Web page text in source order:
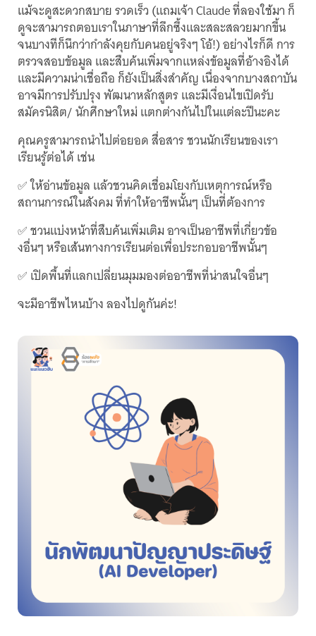
แม้จะดูสะดวกสบาย รวดเร็ว (แถมเจ้า Claude ที่ลองใช้มา ก็
ดูจะสามารถตอบเราในภาษาที่ลึกซึ้งและสละสลวยมากขึ้น
จนบางทีก็นึกว่ากำลังคุยกับคนอยู่จริงๆ โอ้!) อย่างไรก็ดี การ
ตรวจสอบข้อมูล และสืบค้นเพิ่มจากแหล่งข้อมูลที่อ้างอิงได้
และมีความน่าเชื่อถือ ก็ยังเป็นสิ่งสำคัญ เนื่องจากบางสถาบัน
อาจมีการปรับปรุง พัฒนาหลักสูตร และมีเงื่อนไขเปิดรับ
สมัครนิสิต/ นักศึกษาใหม่ แตกต่างกันไปในแต่ละปีนะคะ
คุณครูสามารถนำไปต่อยอด สื่อสาร ชวนนักเรียนของเรา
เรียนรู้ต่อได้ เช่น
✅ ให้อ่านข้อมูล แล้วชวนคิดเชื่อมโยงกับเหตุการณ์หรือ
สถานการณ์ในสังคม ที่ทำให้อาชีพนั้นๆ เป็นที่ต้องการ
✅ ชวนแบ่งหน้าที่สืบค้นเพิ่มเติม อาจเป็นอาชีพที่เกี่ยวข้อ
งอื่นๆ หรือเส้นทางการเรียนต่อเพื่อประกอบอาชีพนั้นๆ
✅ เปิดพื้นที่แลกเปลี่ยนมุมมองต่ออาชีพที่น่าสนใจอื่นๆ
จะมีอาชีพไหนบ้าง ลองไปดูกันค่ะ!